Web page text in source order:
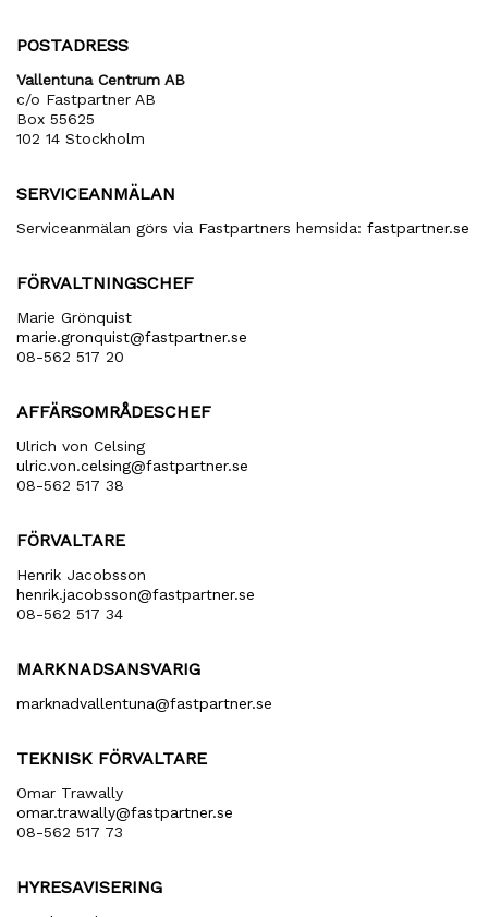
POSTADRESS
Vallentuna Centrum AB
c/o Fastpartner AB
Box 55625
102 14 Stockholm
SERVICEANMÄLAN
Serviceanmälan görs via Fastpartners hemsida: fastpartner.se
FÖRVALTNINGSCHEF
Marie Grönquist
marie​.gronquist​@fastpartner​.se
08-562 517 20
AFFÄRSOMRÅDESCHEF
Ulrich von Celsing
ulric​.von​.celsing​@fastpartner​.se
08-562 517 38
FÖRVALTARE
Henrik Jacobsson
henrik​.jacobsson​@fastpartner​.se
08-562 517 34
MARKNADSANSVARIG
marknadvallentuna​@fastpartner​.se
TEKNISK FÖRVALTARE
Omar Trawally
omar.trawally@fastpartner.se
08-562 517 73
HYRESAVISERING